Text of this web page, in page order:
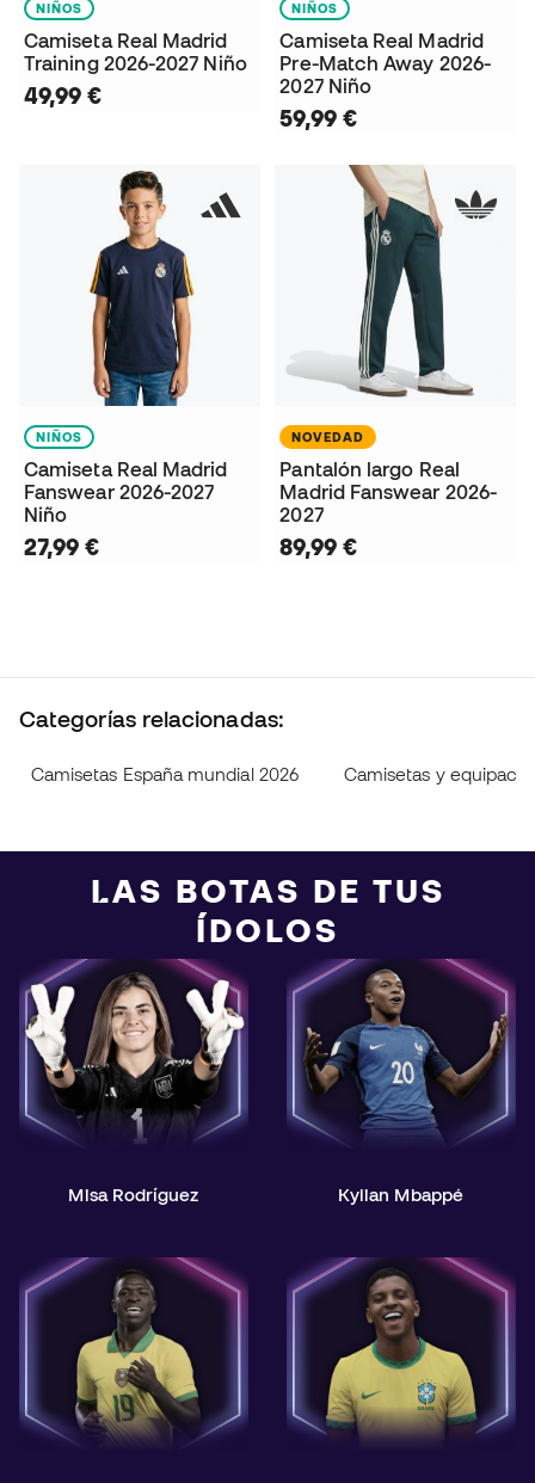
NIÑOS
Camiseta Real Madrid
Training 2026-2027 Niño
49,99 €
NIÑOS
Camiseta Real Madrid
Pre-Match Away 2026-
2027 Niño
59,99 €
NIÑOS
Camiseta Real Madrid
Fanswear 2026-2027
Niño
27,99 €
NOVEDAD
Pantalón largo Real
Madrid Fanswear 2026-
2027
89,99 €
Categorías relacionadas:
Camisetas España mundial 2026 Camisetas y
LAS BOTAS DE TUS
ÍDOLOS
Misa Rodríguez Kylian Mbappé